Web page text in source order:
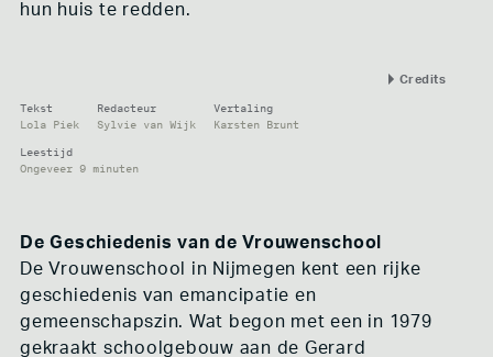
VRIJ BETON
LENTELAND
BOERMARKEN
KAPITALOCEEN
GROND VAN BESTAAN
DE WARREN
WONINGBOUWVERENIGING GELDERLAND
CLT H-BUURT
DE NIEUWE MEENT
ROTTERDAMS WOONGENOOTSCHAP
hun huis te redden.
Credits
Tekst
Lola Piek
Redacteur
Sylvie van Wijk
Vertaling
Karsten Brunt
Leestijd
Ongeveer 9 minuten
De Geschiedenis van de Vrouwenschool
De Vrouwenschool in Nijmegen kent een rijke
geschiedenis van emancipatie en
gemeenschapszin. Wat begon met een in 1979
gekraakt schoolgebouw aan de Gerard